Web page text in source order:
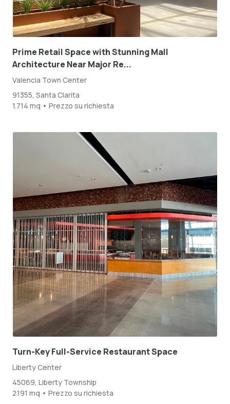
Prime Retail Space with Stunning Mall
Architecture Near Major Re...
Valencia Town Center
91355, Santa Clarita
1.714 mq • Prezzo su richiesta
Turn-Key Full-Service Restaurant Space
Liberty Center
45069, Liberty Township
2.191 mq • Prezzo su richiesta